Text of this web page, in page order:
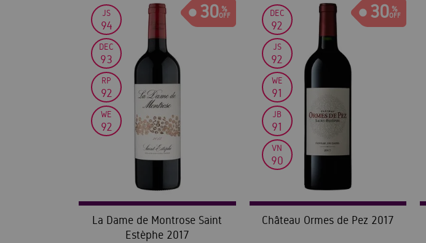
30
JS
94
DEC
93
RP
92
WE
92
La Dame de Montrose Saint
Estèphe 2017
30
DEC
92
JS
92
WE
91
JB
91
VN
90
Château Ormes de Pez 2017